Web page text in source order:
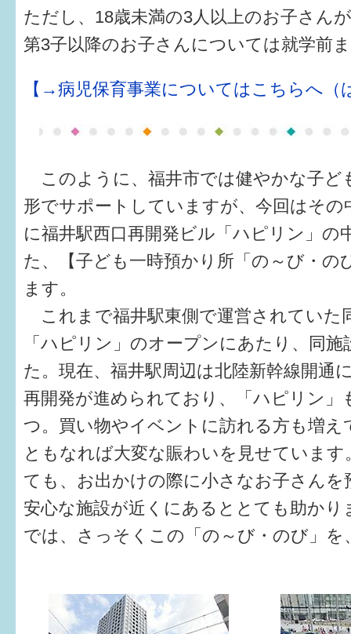
ただし、18歳未満の3人以上のお子さん
第3子以降のお子さんについては就学前
【→病児保育事業についてはこちらへ（
このように、福井市では健やかな子ど
形でサポートしていますが、今回はその
に福井駅西口再開発ビル「ハピリン」の
た、【子ども一時預かり所「の～び・の
ます。
これまで福井駅東側で運営されていた
「ハピリン」のオープンにあたり、同
た。現在、福井駅周辺は北陸新幹線開通
再開発が進められており、「ハピリン」
つ。買い物やイベントに訪れる方も増え
ともなれば大変な賑わいを見せています
ても、お出かけの際に小さなお子さんを
安心な施設が近くにあるととても助かり
では、さっそくこの「の～び・のび」を